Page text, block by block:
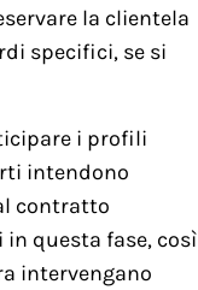
la clientela
specifici, se si
i profili
intendono
contratto
questa fase, così
intervengano